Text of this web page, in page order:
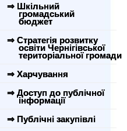
⇒ Шкільний
громадський
бюджет
⇒ Стратегія розвитку
освіти Чернігівської
територіальної громади
⇒ Харчування
⇒ Доступ до публічної
інформації
⇒ Публічні закупівлі